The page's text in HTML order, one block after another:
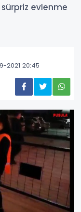
evlenme
2021 20:45